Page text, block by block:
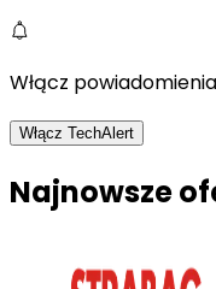
Włącz
Włącz TechAlert
Najnowsze